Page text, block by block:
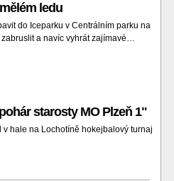
ledu
do Iceparku v Centrálním parku na
a navíc vyhrát zajímavé…
starosty MO Plzeň 1"
hale na Lochotíně hokejbalový turnaj